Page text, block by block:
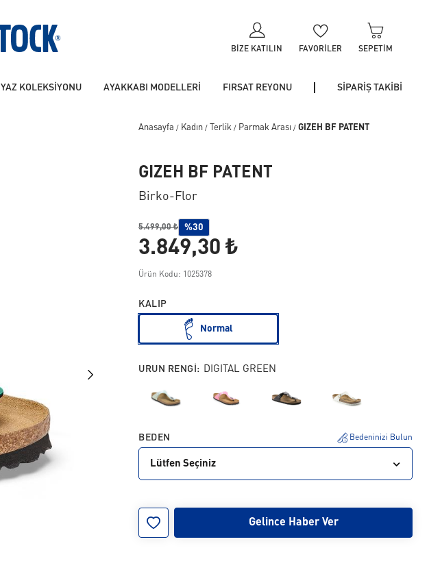
BIZE KATILIN FAVORILER SEPETIM
YAZ KOLEKSİYONU AYAKKABI MODELLERİ FIRSAT REYONU SİPARİŞ TAKİBİ
Anasayfa / Kadın / Terlik / Parmak Arası / GIZEH BF PATENT
GIZEH BF PATENT
Birko-Flor
5.499,00 ₺ %30
3.849,30 ₺
Ürün Kodu: 1025378
KALIP
Normal
URUN RENGI: DIGITAL GREEN
BEDEN Bedeninizi Bulun
Lütfen Seçiniz
43
Gelince Haber Ver